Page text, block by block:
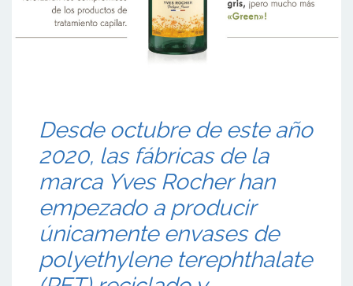
Desde octubre de este año
2020, las fábricas de la
marca Yves Rocher han
empezado a producir
únicamente envases de
polyethylene terephthalate